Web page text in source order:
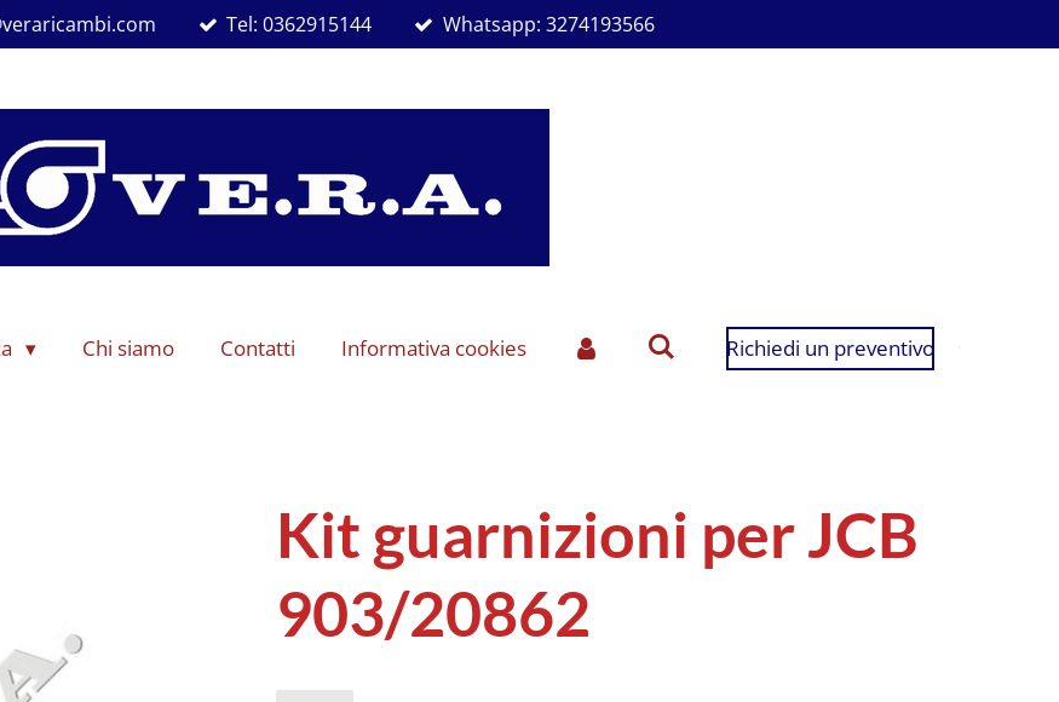
Tel: 0362915144 Whatsapp: 3274193566
Chi siamo Contatti Informativa cookies Richiedi un preventivo
Kit guarnizioni per JCB
903/20862